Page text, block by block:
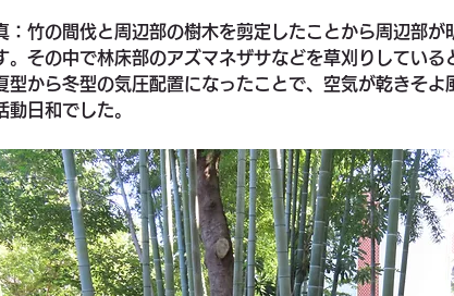
：竹の間伐と周辺部の樹木を剪定したことから周辺部が
。その中で林床部のアズマネザサなどを草刈りしている
型から冬型の気圧配置になったことで、空気が乾きそよ
動日和でした。